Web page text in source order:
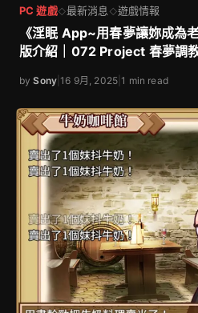
PC 遊戲◇最新消息 ◇遊戲情報
《淫眠 App~用春夢讓妳成為
版介紹｜072 Project 春夢調
bySony |16 9月, 2025 |1 min read